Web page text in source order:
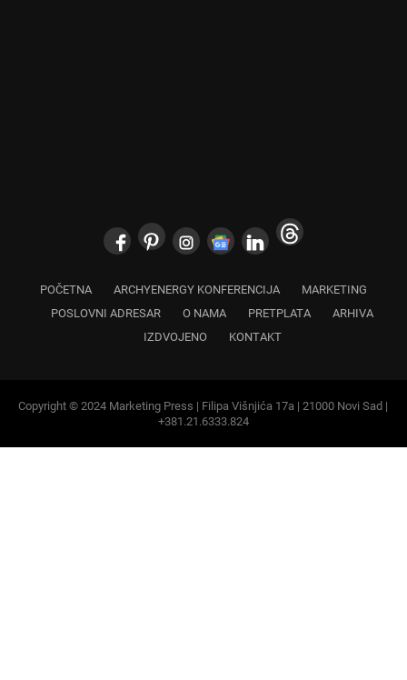
POSLOVNI ADRESAR
O NAMA PRETPLATA
IZDVOJENO
KONTAKT
+381.21.6333.824